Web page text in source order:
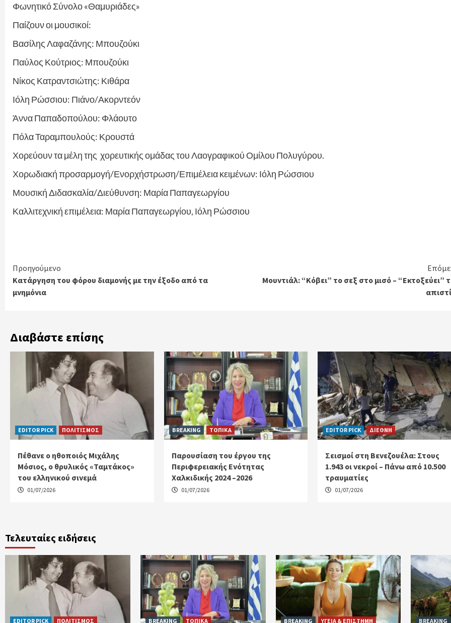
Φωνητικό Σύνολο «Θαμυριάδες»
Παίζουν οι μουσικοί:
Βασίλης Λαφαζάνης: Μπουζούκι
Παύλος Κούτριος: Μπουζούκι
Νίκος Κατραντσιώτης: Κιθάρα
Ιόλη Ρώσσιου: Πιάνο/Ακορντεόν
Άννα Παπαδοπούλου: Φλάουτο
Πόλα Ταραμπουλούς: Κρουστά
Χορεύουν τα μέλη της χορευτικής ομάδας του Λαογραφικού Ομίλου Πολυγύρου.
Χορωδιακή προσαρμογή/Ενορχήστρωση/Επιμέλεια κειμένων: Ιόλη Ρώσσιου
Μουσική Διδασκαλία/Διεύθυνση: Μαρία Παπαγεωργίου
Καλλιτεχνική επιμέλεια: Μαρία Παπαγεωργίου, Ιόλη Ρώσσιου
Continue
Reading
Προηγούμενο
Κατάργηση του φόρου διαμονής με την έξοδο από τα
μνημόνια
Μουντιάλ: “Κόβει” το σεξ στο μισό – “Εκτοξεύει”
Διαβάστε επίσης
EDITOR PICK ΠΟΛΙΤΙΣΜΟΣ
Πέθανε ο ηθοποιός Μιχάλης
Μόσιος, ο θρυλικός «Ταμτάκος»
του ελληνικού σινεμά
01/07/2026
BREAKING ΤΟΠΙΚΑ
Παρουσίαση του έργου της
Περιφερειακής Ενότητας
Χαλκιδικής 2024 –2026
01/07/2026
EDITOR PICK ΔΙΕΘΝΗ
Σεισμοί στη Βενεζουέλα: Στους
1.943 οι νεκροί – Πάνω από 10.500
τραυματίες
01/07/2026
Τελευταίες ειδήσεις
EDITOR PICK ΠΟΛΙΤΙΣΜΟΣ BREAKING ΤΟΠΙΚΑ BREAKING ΥΓΕΙΑ & ΕΠΙΣΤΗΜΗ BREAKING